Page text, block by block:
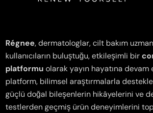
Régnee, dermatologlar, cilt bakım
kullanıcıların buluştuğu, etkileşimli bir
platformu olarak yayın hayatına devam
platform, bilimsel araştırmalarla
güçlü doğal bileşenlerin hikâyelerini ve
testlerden geçmiş ürün deneyimlerini